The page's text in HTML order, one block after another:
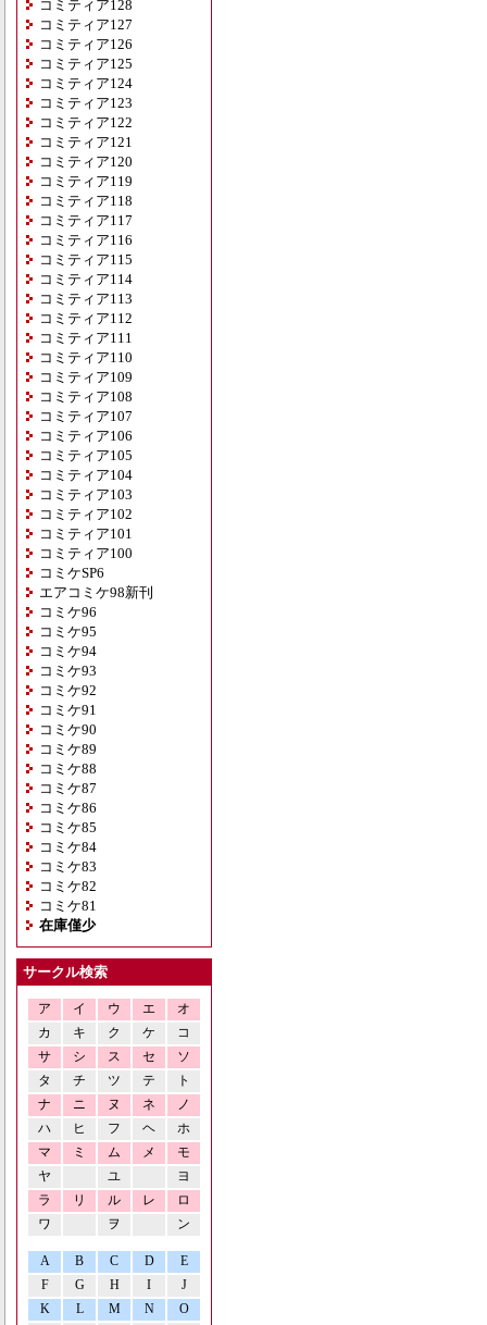
コミティア128
コミティア127
コミティア126
コミティア125
コミティア124
コミティア123
コミティア122
コミティア121
コミティア120
コミティア119
コミティア118
コミティア117
コミティア116
コミティア115
コミティア114
コミティア113
コミティア112
コミティア111
コミティア110
コミティア109
コミティア108
コミティア107
コミティア106
コミティア105
コミティア104
コミティア103
コミティア102
コミティア101
コミティア100
コミケSP6
エアコミケ98新刊
コミケ96
コミケ95
コミケ94
コミケ93
コミケ92
コミケ91
コミケ90
コミケ89
コミケ88
コミケ87
コミケ86
コミケ85
コミケ84
コミケ83
コミケ82
コミケ81
在庫僅少
サークル検索
ア イ ウ エ
オ
カ
キ ク ケ
コ
サ
シ ス セ
ソ
タ
チ ツ テ
ト
ナ
ニ ヌ ネ
ノ
ハ
ヒ フ ヘ
ホ
マ
ミ ム メ
モ
ヤ
ユ
ヨ
ラ
リ ル レ
ロ
ワ
ヲ ン
A B C D
E
F
G H I
J
K
L M N O